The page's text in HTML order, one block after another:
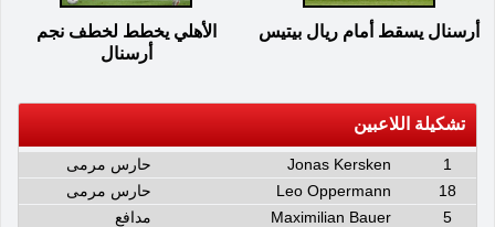
أرسنال يسقط أمام ريال بيتيس
الأهلي يخطط لخطف نجم
أرسنال
تشكيلة اللاعبين
1
Jonas Kersken
حارس مرمى
18
Leo Oppermann
حارس مرمى
5
Maximilian Bauer
مدافع